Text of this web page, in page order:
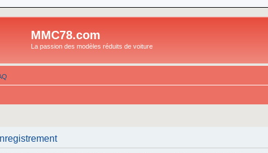
MMC78.com
La passion des modèles réduits de voiture